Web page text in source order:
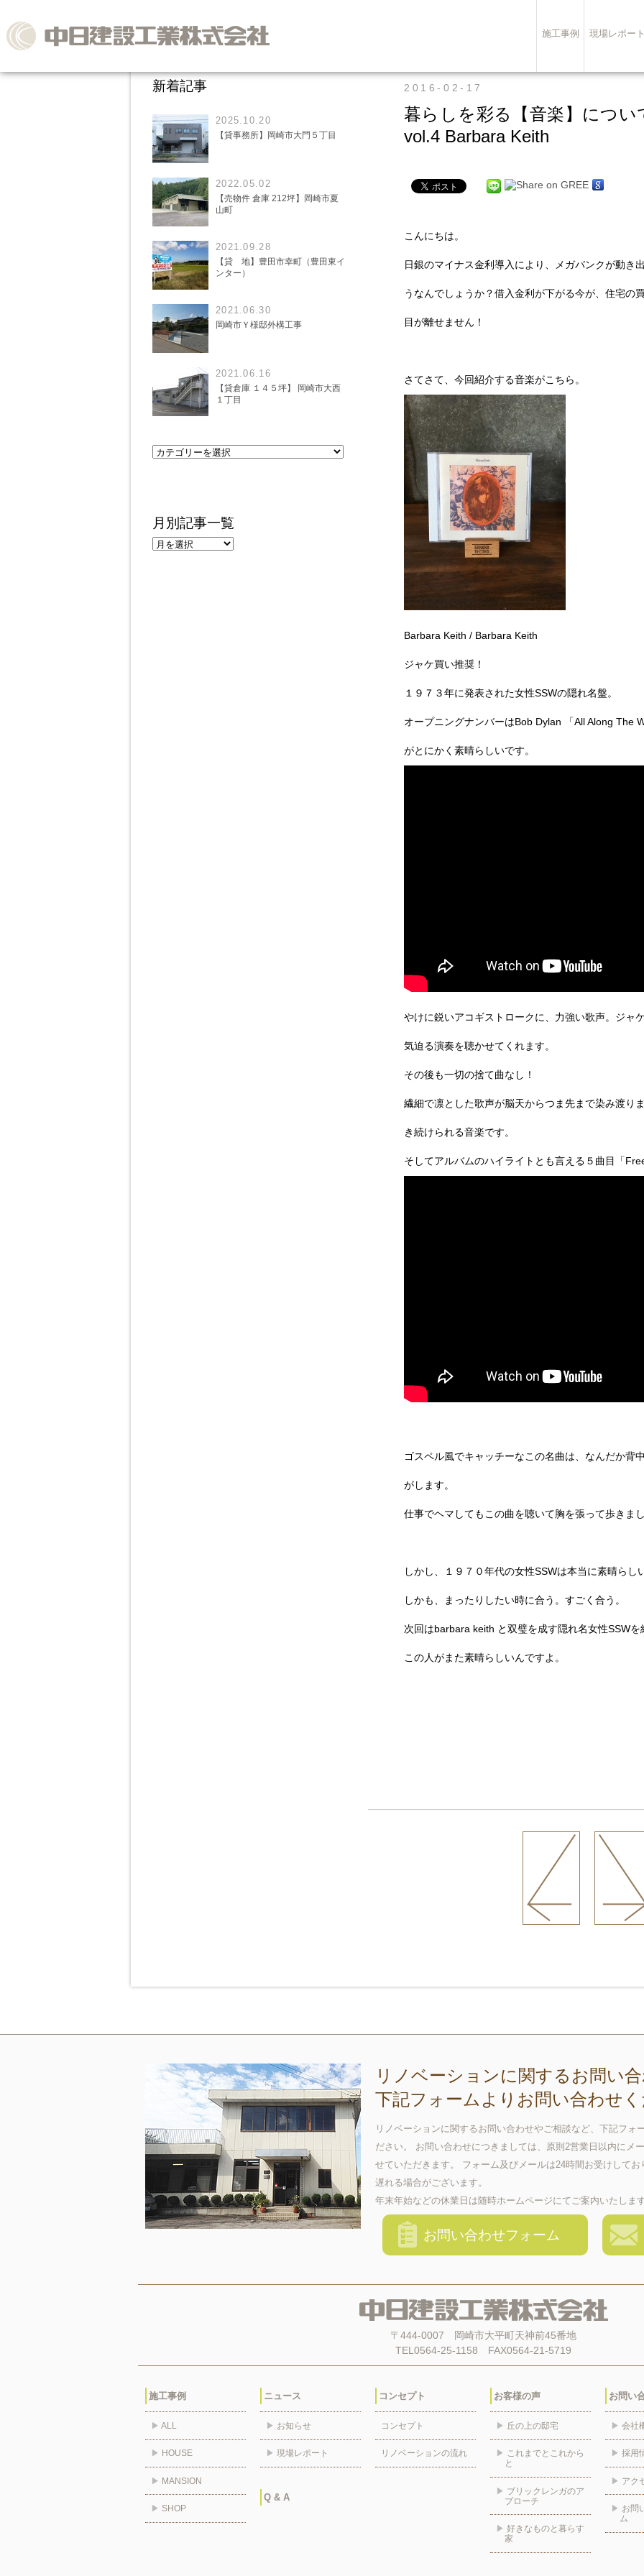
2016-02-17
暮らしを彩る【音
vol.4 Barbara Keith
こんにちは。
日銀のマイナス金利導入により、メガバンクが動き
うなんでしょうか？借入金利が下がる今が、住宅の
目が離せません！
さてさて、今回紹介する音楽がこちら。
Barbara Keith / Barbara Keith
ジャケ買い推奨！
１９７３年に発表された女性SSWの隠れ名盤。
オープニングナンバーはBob Dylan 「All Along The
がとにかく素晴らしいです。
やけに鋭いアコギストロークに、力強い歌声。ジャ
気迫る演奏を聴かせてくれます。
その後も一切の捨て曲なし！
繊細で凛とした歌声が脳天からつま先まで染み渡り
き続けられる音楽です。
そしてアルバムのハイライトとも言える５曲目「
ゴスペル風でキャッチーなこの名曲は、なんだか背
がします。
仕事でヘマしてもこの曲を聴いて胸を張って歩きまし
しかし、１９７０年代の女性SSWは本当に素晴らし
しかも、まったりしたい時に合う。すごく合う。
次回はbarbara keith と双璧を成す隠れ名女性SSWを
この人がまた素晴らしいんですよ。
新着記事
2025.10.20
【貸事務所】岡崎市大門５丁目
2022.05.02
【売物件 倉庫 212坪】岡崎市夏
山町
2021.09.28
【貸 地】豊田市幸町（豊田東イ
ンター）
2021.06.30
岡崎市Ｙ様邸外構工事
2021.06.16
【貸倉庫 １４５坪】 岡崎市大西
１丁目
月別記事一覧
リノベーションに関するお問い
下記フォームよりお問い合わせく
リノベーションに関するお問い合わせやご相談など、下記フォ
ださい。 お問い合わせにつきましては、原則2営業日以内にメ
せていただきます。 フォーム及びメールは24時間お受けしてお
遅れる場合がございます。
年末年始などの休業日は随時ホームページにてご案内いたします
お問い合わせフォーム
〒444-0007 岡崎市大平町天神前45番地
TEL0564-25-1158 FAX0564-21-5719
施工事例
▶ ALL
▶ HOUSE
▶ MANSION
▶ SHOP
ニュース
▶ お知らせ
▶ 現場レポート
Q & A
コンセプト
コンセプト
リノベーションの流れ
お客様の声
▶ 丘の上の邸宅
▶
これまでとこれから
と
▶ ブリックレンガのア
プローチ
▶ 好きなものと暮らす
家
お問い
▶ 会社
▶ 採用
▶ アク
▶ お問
ム
施工事例 現場レポート